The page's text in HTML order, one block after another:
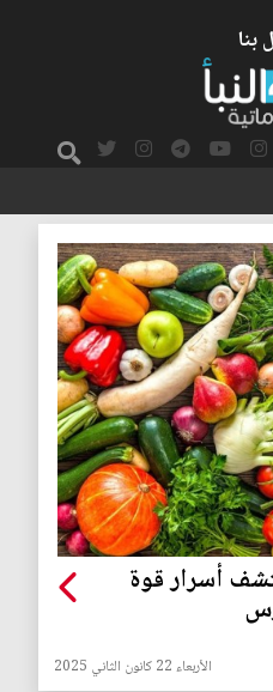
بنا
خضروات
أسرار قوة
الأربعاء 22 كانون الثاني 2025